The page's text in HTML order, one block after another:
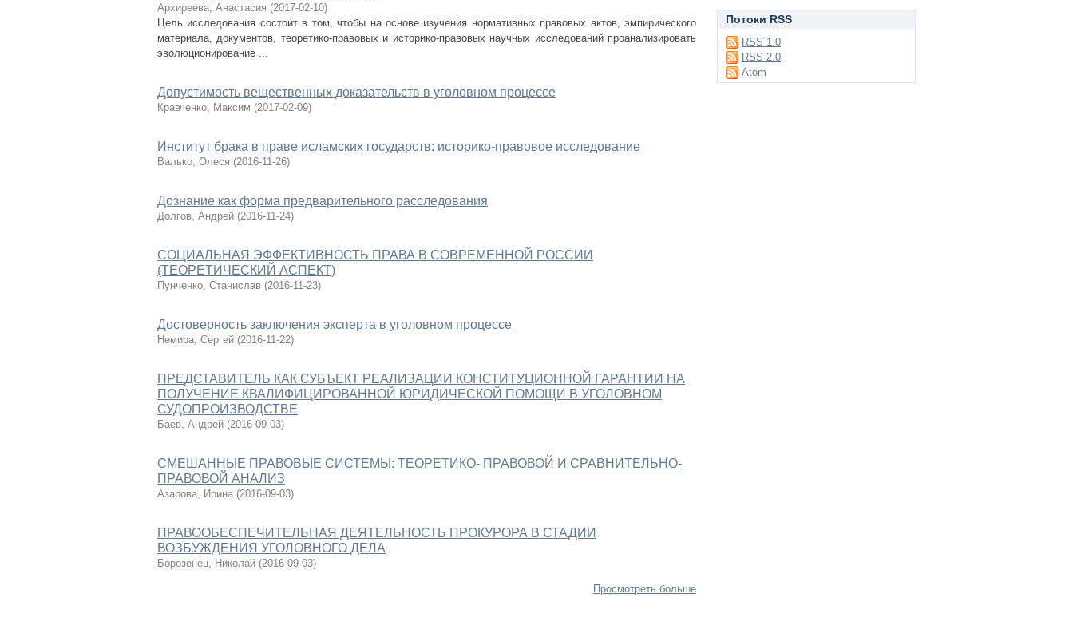
Архиреева, Анастасия (2017-02-10)
Цель исследования состоит в том, чтобы на основе изучения нормативных правовых актов, эмпирического
материала, документов, теоретико-правовых и историко-правовых научных исследований проанализировать
эволюционирование ...
Допустимость вещественных доказательств в уголовном процессе
Кравченко, Максим (2017-02-09)
Институт брака в праве исламских государств: историко-правовое исследование
Валько, Олеся (2016-11-26)
Дознание как форма предварительного расследования
Долгов, Андрей (2016-11-24)
СОЦИАЛЬНАЯ ЭФФЕКТИВНОСТЬ ПРАВА В СОВРЕМЕННОЙ РОССИИ
(ТЕОРЕТИЧЕСКИЙ АСПЕКТ)
Пунченко, Станислав (2016-11-23)
Достоверность заключения эксперта в уголовном процессе
Немира, Сергей (2016-11-22)
ПРЕДСТАВИТЕЛЬ КАК СУБЪЕКТ РЕАЛИЗАЦИИ КОНСТИТУЦИОННОЙ ГАРАНТИИ НА
ПОЛУЧЕНИЕ КВАЛИФИЦИРОВАННОЙ ЮРИДИЧЕСКОЙ ПОМОЩИ В УГОЛОВНОМ
СУДОПРОИЗВОДСТВЕ
Баев, Андрей (2016-09-03)
СМЕШАННЫЕ ПРАВОВЫЕ СИСТЕМЫ: ТЕОРЕТИКО- ПРАВОВОЙ И СРАВНИТЕЛЬНО-
ПРАВОВОЙ АНАЛИЗ
Азарова, Ирина (2016-09-03)
ПРАВООБЕСПЕЧИТЕЛЬНАЯ ДЕЯТЕЛЬНОСТЬ ПРОКУРОРА В СТАДИИ
ВОЗБУЖДЕНИЯ УГОЛОВНОГО ДЕЛА
Борозенец, Николай (2016-09-03)
Просмотреть больше
Потоки RSS
RSS 1.0
RSS 2.0
Atom